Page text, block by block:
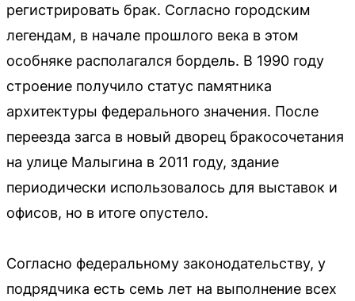
регистрировать брак. Согласно городским
легендам, в начале прошлого века в этом
особняке располагался бордель. В 1990 году
строение получило статус памятника
архитектуры федерального значения. После
переезда загса в новый дворец бракосочетания
на улице Малыгина в 2011 году, здание
периодически использовалось для выставок и
офисов, но в итоге опустело.
Согласно федеральному законодательству, у
подрядчика есть семь лет на выполнение всех